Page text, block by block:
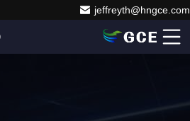
jeffreyth@hngce.com